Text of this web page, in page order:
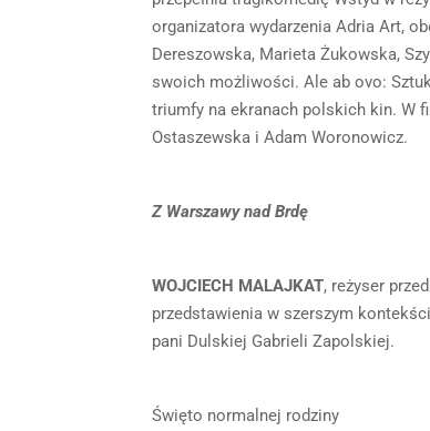
organizatora wydarzenia Adria Art,
Dereszowska, Marieta Żukowska,
swoich możliwości. Ale ab ovo:
triumfy na ekranach polskich kin. W
Ostaszewska i Adam Woronowicz.
Z Warszawy nad Brdę
WOJCIECH MALAJKAT, reżyser
przedstawienia w szerszym
pani Dulskiej Gabrieli Zapolskiej.
Święto normalnej rodziny